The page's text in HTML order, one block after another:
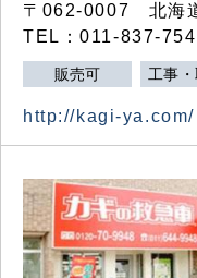
〒062-0007 北海
TEL：011-837-
販売可 工事
http://kagi-ya.com/